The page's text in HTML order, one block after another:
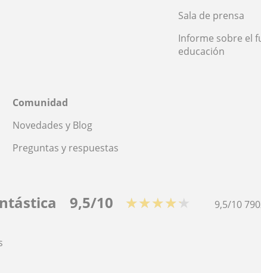
Sala de prensa
Informe sobre el
educación
Comunidad
Novedades y Blog
Preguntas y respuestas
9,5/10 ★★★★★ 9,5/10